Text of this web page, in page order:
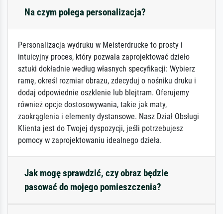
Na czym polega personalizacja?
Personalizacja wydruku w Meisterdrucke to prosty i
intuicyjny proces, który pozwala zaprojektować dzieło
sztuki dokładnie według własnych specyfikacji: Wybierz
ramę, określ rozmiar obrazu, zdecyduj o nośniku druku i
dodaj odpowiednie oszklenie lub blejtram. Oferujemy
również opcje dostosowywania, takie jak maty,
zaokrąglenia i elementy dystansowe. Nasz Dział Obsługi
Klienta jest do Twojej dyspozycji, jeśli potrzebujesz
pomocy w zaprojektowaniu idealnego dzieła.
Jak mogę sprawdzić, czy obraz będzie
pasować do mojego pomieszczenia?